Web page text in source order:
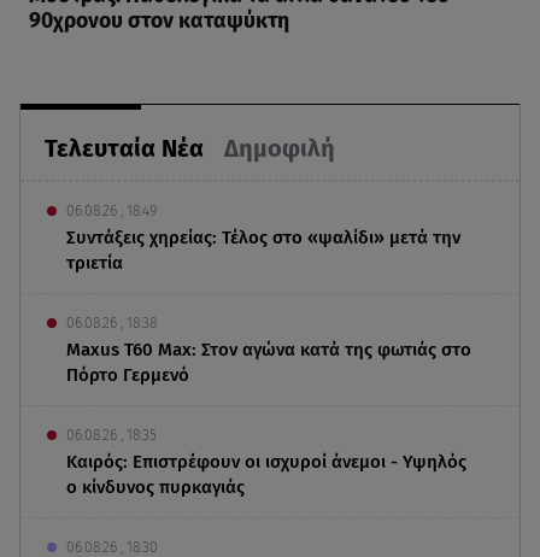
Τελευταία Νέα Δημοφιλή
06.08.26 , 18:49
Συντάξεις χηρείας: Τέλος στο «ψαλίδι» μετά την
τριετία
06.08.26 , 18:38
Maxus T60 Max: Στον αγώνα κατά της φωτιάς στο
Πόρτο Γερμενό
06.08.26 , 18:35
Καιρός: Επιστρέφουν οι ισχυροί άνεμοι - Υψηλός
ο κίνδυνος πυρκαγιάς
06.08.26 , 18:30
90χρονου στον καταψύκτη